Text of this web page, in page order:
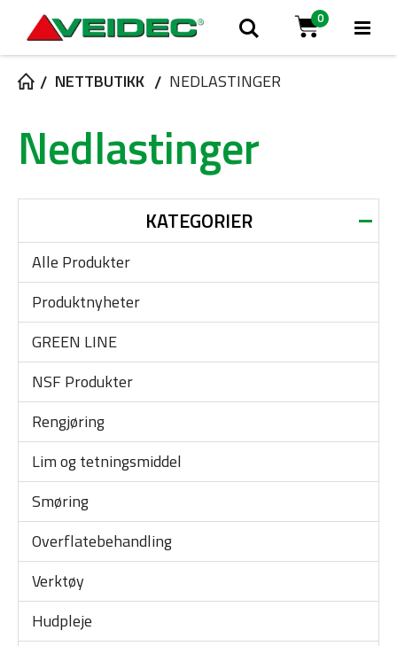
Cart
0
NETTBUTIKK NEDLASTINGER
Nedlastinger
KATEGORIER
Alle Produkter
Produktnyheter
GREEN LINE
NSF Produkter
Rengjøring
Lim og tetningsmiddel
Smøring
Overflatebehandling
Verktøy
Hudpleje